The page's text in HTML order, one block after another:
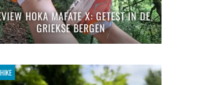
HOKA MAFATE X: GETEST IN DE
GRIEKSE BERGEN